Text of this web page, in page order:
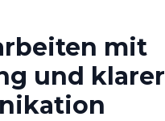
mit
und klarer